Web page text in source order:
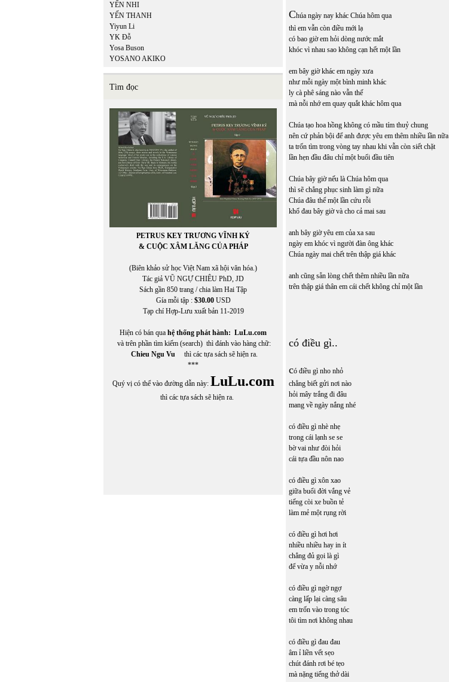
YẾN NHI
YẾN THANH
Yiyun Li
YK Đỗ
Yosa Buson
YOSANO AKIKO
Tìm đọc
PETRUS KEY TRƯƠNG VĨNH KÝ
& CUỘC XÂM LĂNG CỦA PHÁP
(Biên khảo sử học Việt Nam xã hội văn hóa.)
Tác giả VŨ NGỰ CHIÊU PhD, JD
Sách gần 850 trang / chia làm Hai Tập
Gía mỗi tập : $30.00USD
Tạp chí Hợp-Lưu xuất bản 11-2019
Hiện có bán qua hệ thống phát hành: LuLu.com
và trên phần tìm kiếm (search) thì đánh vào hàng chữ:
Chieu Ngu Vu thì các tựa sách sẽ hiện ra.
***
Quý vị có thể vào đường dẫn này: LuLu.com
thì các tựa sách sẽ hiện ra.
Chúa ngày nay khác Chúa hôm qua
thì em vẫn còn điều mới lạ
có bao giờ em hỏi dòng nước mắt
khóc vì nhau sao không cạn hết một lần
em bây giờ khác em ngày xưa
như mỗi ngày một bình minh khác
ly cà phê sáng nào vẫn thế
mà nỗi nhớ em quay quắt khác hôm qua
Chúa tạo hoa hồng không có mầu tím thuỷ chung
nên cứ phản bội để anh được yêu em thêm nhiều lần nữa
ta trốn tìm trong vòng tay nhau khi vẫn còn siết chặt
lần hẹn đầu đâu chỉ một buổi đầu tiên
Chúa bây giờ nếu là Chúa hôm qua
thì sẽ chẳng phục sinh làm gì nữa
Chúa đâu thể một lần cứu rỗi
khổ đau bây giờ và cho cả mai sau
anh bây giờ yêu em của xa sau
ngày em khóc vì người đàn ông khác
Chúa ngày mai chết trên thập giá khác
anh cũng sẵn lòng chết thêm nhiều lần nữa
trên thập giá thân em cái chết không chỉ một lần
có điều gì..
có điều gì nho nhỏ
chẳng biết gửi nơi nào
hỏi mây trắng đi đâu
mang về ngày nắng nhé
có điều gì nhè nhẹ
trong cái lạnh se se
bờ vai như đòi hỏi
cái tựa đầu nôn nao
có điều gì xôn xao
giữa buổi đời vắng vẻ
tiếng còi xe buồn tẻ
làm mẻ một rụng rời
có điều gì hơi hơi
nhiều nhiều hay in ít
chẳng đủ gọi là gì
để vừa y nỗi nhớ
có điều gì ngờ ngợ
càng lấp lại càng sâu
em trốn vào trong tóc
tôi tìm nơi không nhau
có điều gì đau đau
âm ỉ liền vết sẹo
chút đánh rơi bé tẹo
mà nặng tiếng thở dài